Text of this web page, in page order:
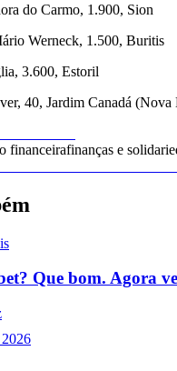
do Carmo, 1.900, Sion
Werneck, 1.500, Buritis
3.600, Estoril
40, Jardim Canadá (Nova
financeirafinanças e
Que bom. Agora